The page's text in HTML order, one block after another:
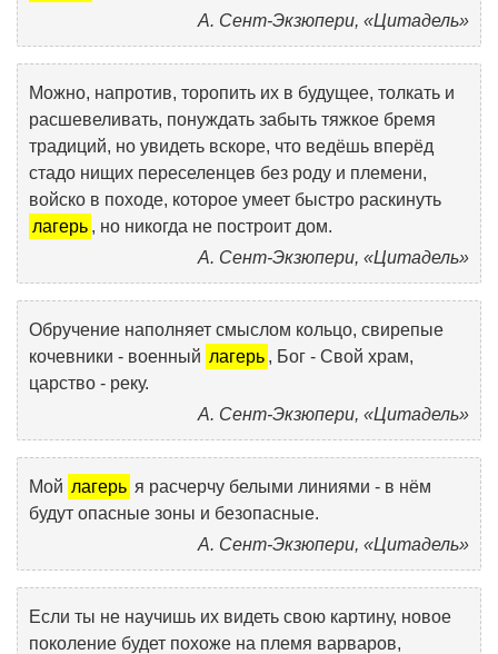
А. Сент-Экзюпери, «Цитадель»
Можно, напротив, торопить их в будущее, толкать и
расшевеливать, понуждать забыть тяжкое бремя
традиций, но увидеть вскоре, что ведёшь вперёд
стадо нищих переселенцев без роду и племени,
войско в походе, которое умеет быстро раскинуть
лагерь , но никогда не построит дом.
А. Сент-Экзюпери, «Цитадель»
Обручение наполняет смыслом кольцо, свирепые
кочевники - военный лагерь , Бог - Свой храм,
царство - реку.
А. Сент-Экзюпери, «Цитадель»
Мой лагерь я расчерчу белыми линиями - в нём
будут опасные зоны и безопасные.
А. Сент-Экзюпери, «Цитадель»
Если ты не научишь их видеть свою картину, новое
поколение будет похоже на племя варваров,